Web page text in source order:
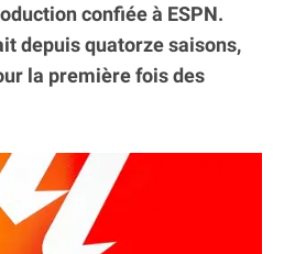
confiée à ESPN.
depuis quatorze saisons,
la première fois des